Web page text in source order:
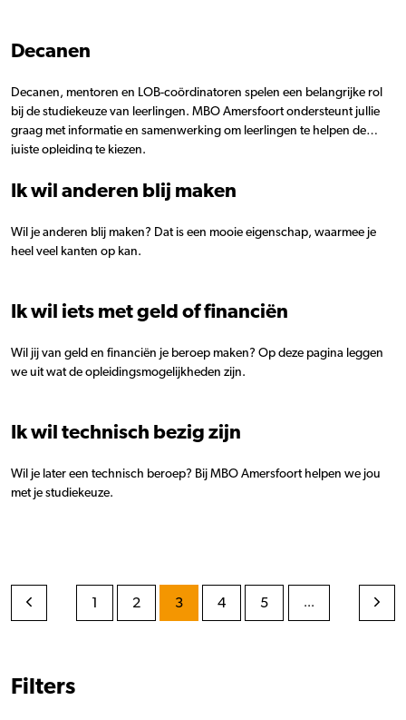
Decanen
Decanen, mentoren en LOB-coördinatoren spelen een belangrijke rol
bij de studiekeuze van leerlingen. MBO Amersfoort ondersteunt jullie
graag met informatie en samenwerking om leerlingen te helpen de
juiste opleiding te kiezen.
Ik wil anderen blij maken
Wil je anderen blij maken? Dat is een mooie eigenschap, waarmee je
heel veel kanten op kan.
Ik wil iets met geld of financiën
Wil jij van geld en financiën je beroep maken? Op deze pagina leggen
we uit wat de opleidingsmogelijkheden zijn.
Ik wil technisch bezig zijn
Wil je later een technisch beroep? Bij MBO Amersfoort helpen we jou
met je studiekeuze.
1 2 3 4 5 ...
Filters